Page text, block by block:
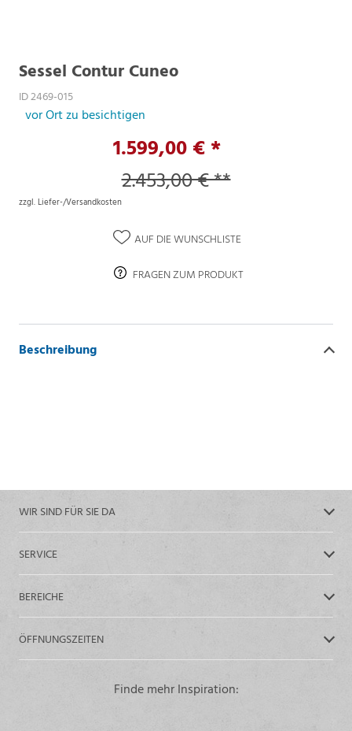
Sessel Contur Cuneo
ID 2469-015
vor Ort zu besichtigen
1.599,00 € *
2.453,00 € **
zzgl. Liefer-/Versandkosten
AUF DIE WUNSCHLISTE
FRAGEN ZUM PRODUKT
Beschreibung
WIR SIND FÜR SIE DA
SERVICE
BEREICHE
ÖFFNUNGSZEITEN
Finde mehr Inspiration: